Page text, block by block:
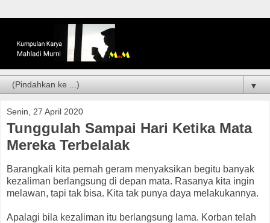
▼
Senin, 27 April 2020
Tunggulah Sampai Hari Ketika Mata
Mereka Terbelalak
Barangkali kita pernah geram menyaksikan begitu banyak
kezaliman berlangsung di depan mata. Rasanya kita ingin
melawan, tapi tak bisa. Kita tak punya daya melakukannya.
Apalagi bila kezaliman itu berlangsung lama. Korban telah